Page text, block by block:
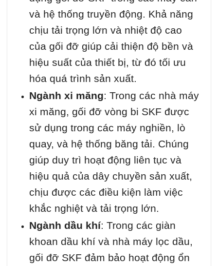
và hệ thống truyền động. Khả năng
chịu tải trọng lớn và nhiệt độ cao
của gối đỡ giúp cải thiện độ bền và
hiệu suất của thiết bị, từ đó tối ưu
hóa quá trình sản xuất.
Ngành xi măng: Trong các nhà máy
xi măng, gối đỡ vòng bi SKF được
sử dụng trong các máy nghiền, lò
quay, và hệ thống băng tải. Chúng
giúp duy trì hoạt động liên tục và
hiệu quả của dây chuyền sản xuất,
chịu được các điều kiện làm việc
khắc nghiệt và tải trọng lớn.
Ngành dầu khí: Trong các giàn
khoan dầu khí và nhà máy lọc dầu,
gối đỡ SKF đảm bảo hoạt động ổn